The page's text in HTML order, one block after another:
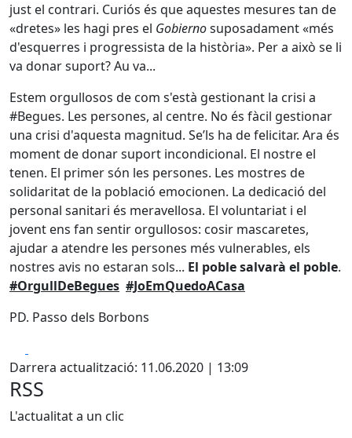
just el contrari. Curiós és que aquestes mesures tan de
«dretes» les hagi pres el Gobiernosuposadament «més
d'esquerres i progressista de la història». Per a això se li
va donar suport? Au va...
Estem orgullosos de com s'està gestionant la crisi a
#Begues. Les persones, al centre. No és fàcil gestionar
una crisi d'aquesta magnitud. Se’ls ha de felicitar. Ara és
moment de donar suport incondicional. El nostre el
tenen. El primer són les persones. Les mostres de
solidaritat de la població emocionen. La dedicació del
personal sanitari és meravellosa. El voluntariat i el
jovent ens fan sentir orgullosos: cosir mascaretes,
ajudar a atendre les persones més vulnerables, els
nostres avis no estaran sols... El poble salvarà el poble.
#OrgullDeBegues #JoEmQuedoACasa
PD. Passo dels Borbons
Darrera actualització: 11.06.2020 | 13:09
RSS
L'actualitat a un clic